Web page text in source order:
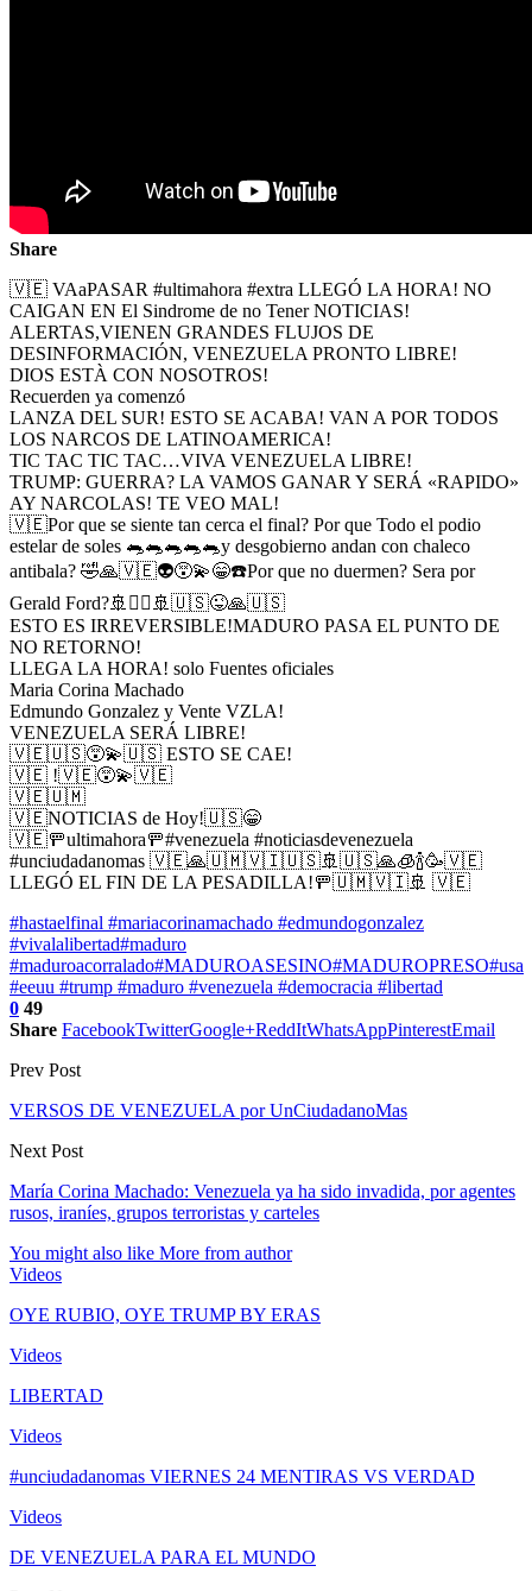
Share
🇻🇪 VAaPASAR #ultimahora #extra LLEGÓ LA HORA! NO
CAIGAN EN El Sindrome de no Tener NOTICIAS!
ALERTAS,VIENEN GRANDES FLUJOS DE
DESINFORMACIÓN, VENEZUELA PRONTO LIBRE!
DIOS ESTÀ CON NOSOTROS!
Recuerden ya comenzó
LANZA DEL SUR! ESTO SE ACABA! VAN A POR TODOS
LOS NARCOS DE LATINOAMERICA!
TIC TAC TIC TAC…VIVA VENEZUELA LIBRE!
TRUMP: GUERRA? LA VAMOS GANAR Y SERÁ «RAPIDO»
AY NARCOLAS! TE VEO MAL!
🇻🇪Por que se siente tan cerca el final? Por que Todo el podio
estelar de soles 🐀🐀🐀🐀🐀y desgobierno andan con chaleco
antibala? 🤣🙏🇻🇪👽😵‍💫😁☎️Por que no duermen? Sera por
Gerald Ford?🚢🏴‍☠️🚢🇺🇸😜🙏🇺🇸
ESTO ES IRREVERSIBLE!MADURO PASA EL PUNTO DE
NO RETORNO!
LLEGA LA HORA! solo Fuentes oficiales
Maria Corina Machado
Edmundo Gonzalez y Vente VZLA!
VENEZUELA SERÁ LIBRE!
🇻🇪🇺🇸😵‍💫🇺🇸 ESTO SE CAE!
🇻🇪 !🇻🇪😵‍💫🇻🇪
🇻🇪🇺🇲
🇻🇪NOTICIAS de Hoy!🇺🇸😁
🇻🇪🚥ultimahora🚥#venezuela #noticiasdevenezuela
#unciudadanomas 🇻🇪🙏🇺🇲🇻🇮🇺🇸🚢🇺🇸🙏🧊🍾🥳🇻🇪
LLEGÓ EL FIN DE LA PESADILLA!🚥🇺🇲🇻🇮🚢 🇻🇪
#hastaelfinal #mariacorinamachado #edmundogonzalez
#vivalalibertad#maduro
#maduroacorralado#MADUROASESINO#MADUROPRESO#usa
#eeuu #trump #maduro #venezuela #democracia #libertad
0 49
Share FacebookTwitterGoogle+ReddItWhatsAppPinterestEmail
Prev Post
VERSOS DE VENEZUELA por UnCiudadanoMas
Next Post
María Corina Machado: Venezuela ya ha sido invadida, por agentes
rusos, iraníes, grupos terroristas y carteles
You might also like More from author
Videos
OYE RUBIO, OYE TRUMP BY ERAS
Videos
LIBERTAD
Videos
#unciudadanomas VIERNES 24 MENTIRAS VS VERDAD
Videos
DE VENEZUELA PARA EL MUNDO